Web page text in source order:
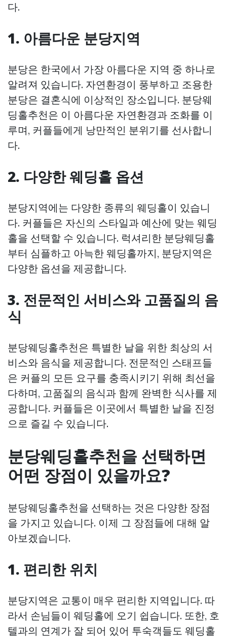
다.
1. 아름다운 분당지역
분당은 한국에서 가장 아름다운 지역 중 하나로
알려져 있습니다. 자연환경이 풍부하고 조용한
분당은 결혼식에 이상적인 장소입니다. 분당웨
딩홀추천은 이 아름다운 자연환경과 조화를 이
루며, 커플들에게 낭만적인 분위기를 선사합니
다.
2. 다양한 웨딩홀 옵션
분당지역에는 다양한 종류의 웨딩홀이 있습니
다. 커플들은 자신의 스타일과 예산에 맞는 웨딩
홀을 선택할 수 있습니다. 럭셔리한 분당웨딩홀
부터 심플하고 아늑한 웨딩홀까지, 분당지역은
다양한 옵션을 제공합니다.
3. 전문적인 서비스와 고품질의 음
식
분당웨딩홀추천은 특별한 날을 위한 최상의 서
비스와 음식을 제공합니다. 전문적인 스태프들
은 커플의 모든 요구를 충족시키기 위해 최선을
다하며, 고품질의 음식과 함께 완벽한 식사를 제
공합니다. 커플들은 이곳에서 특별한 날을 진정
으로 즐길 수 있습니다.
분당웨딩홀추천을 선택하면
어떤 장점이 있을까요?
분당웨딩홀추천을 선택하는 것은 다양한 장점
을 가지고 있습니다. 이제 그 장점들에 대해 알
아보겠습니다.
1. 편리한 위치
분당지역은 교통이 매우 편리한 지역입니다. 따
라서 손님들이 웨딩홀에 오기 쉽습니다. 또한, 호
텔과의 연계가 잘 되어 있어 투숙객들도 웨딩홀